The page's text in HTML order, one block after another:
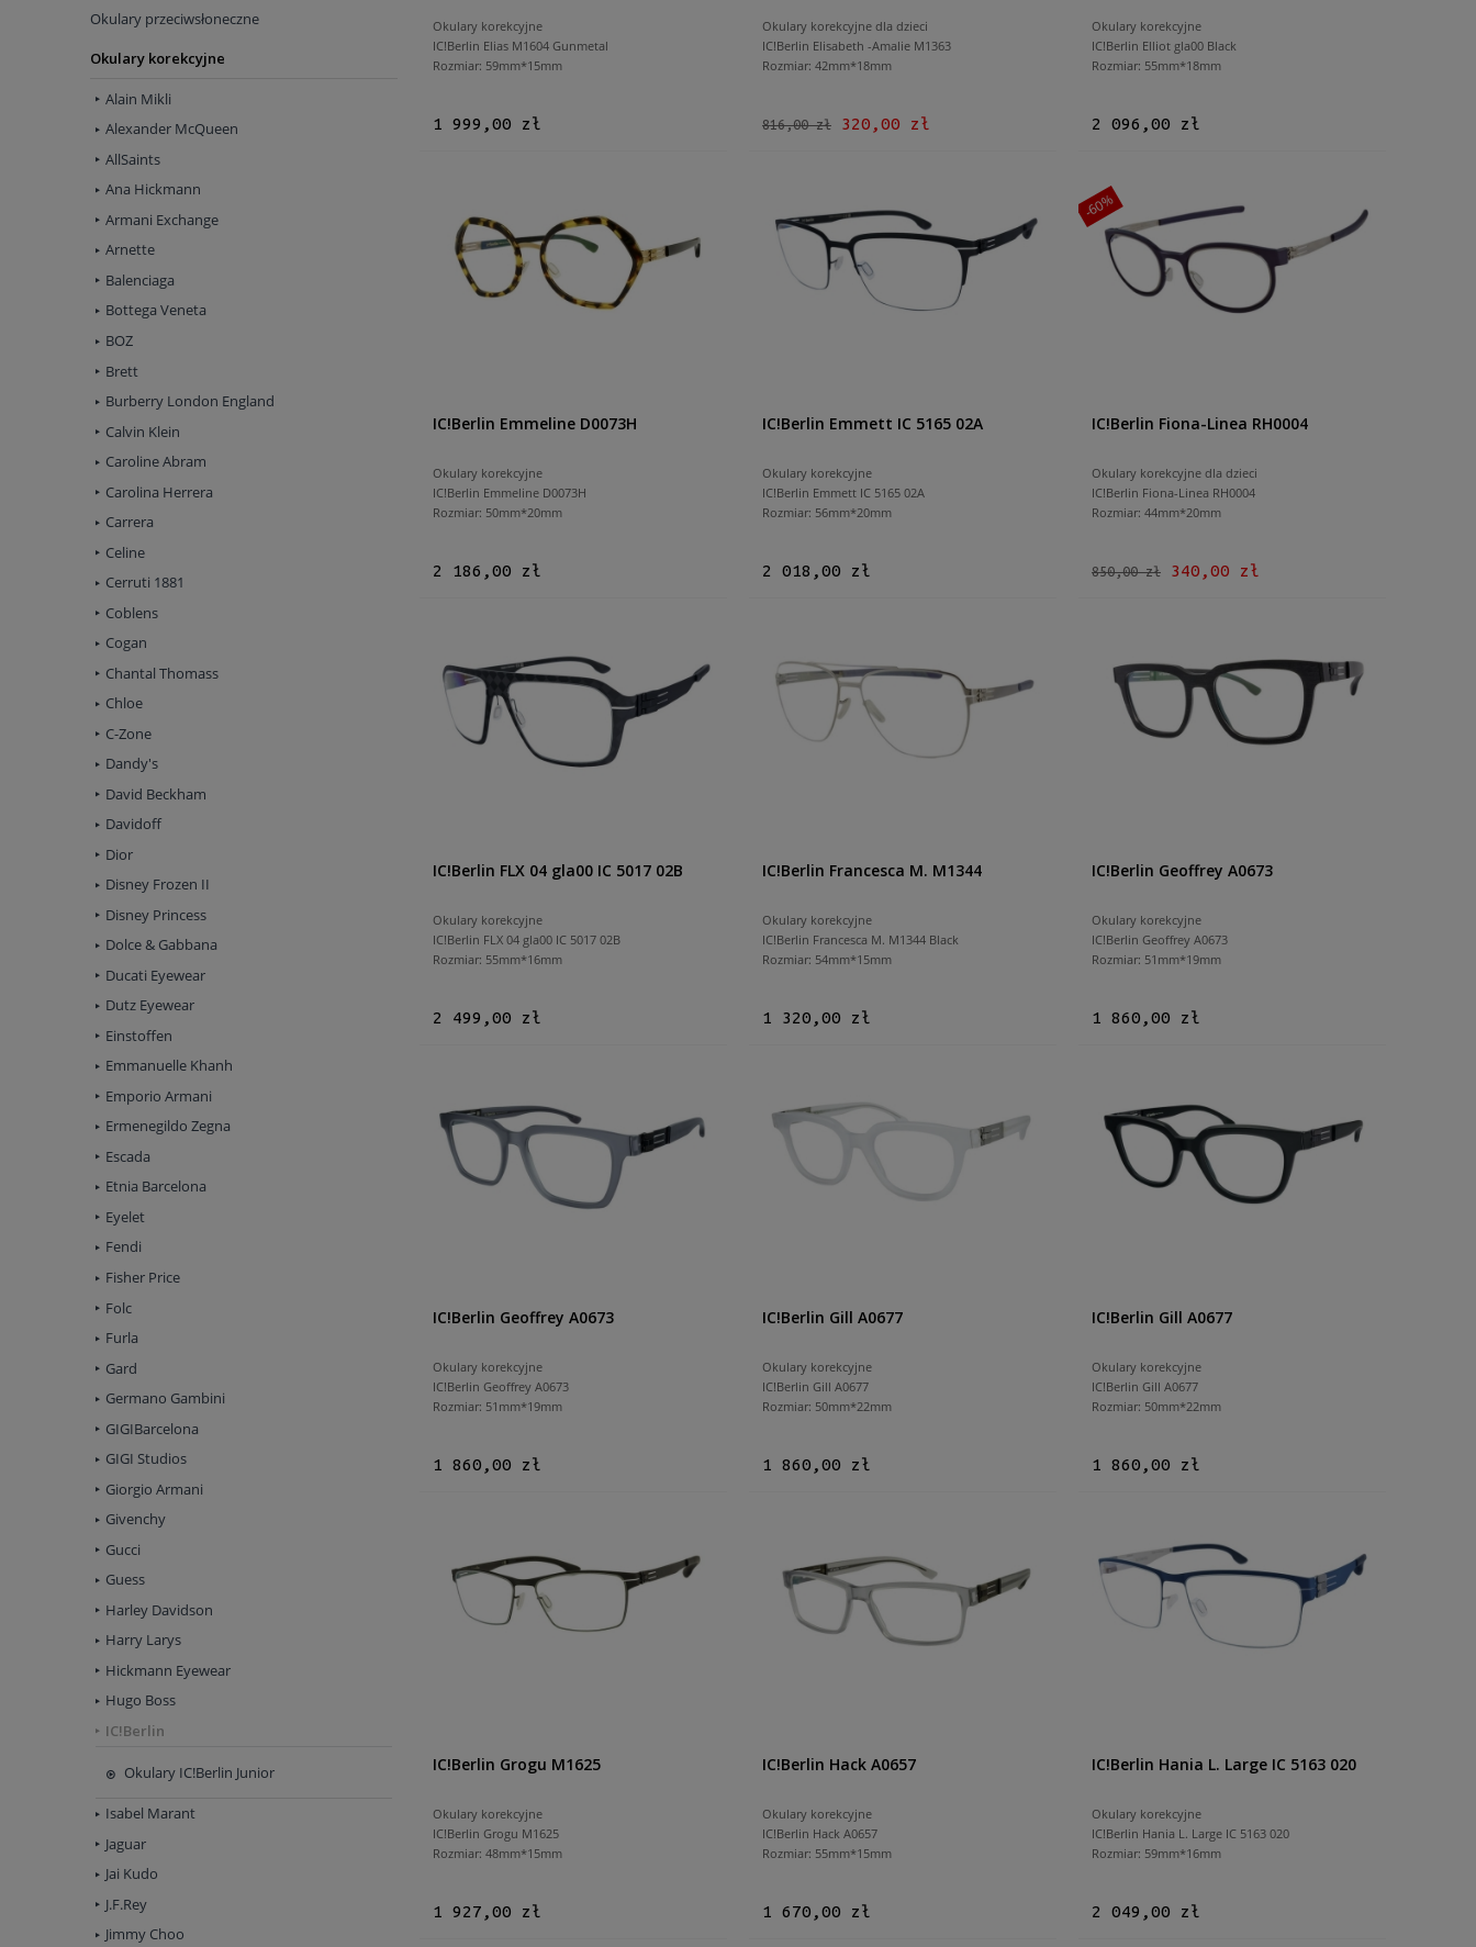
Okulary przeciwsłoneczne
Okulary korekcyjne
Alain Mikli
Alexander McQueen
AllSaints
Ana Hickmann
Armani Exchange
Arnette
Balenciaga
Bottega Veneta
BOZ
Brett
Burberry London England
Calvin Klein
Caroline Abram
Carolina Herrera
Carrera
Celine
Cerruti 1881
Coblens
Cogan
Chantal Thomass
Chloe
C-Zone
Dandy's
David Beckham
Davidoff
Dior
Disney Frozen II
Disney Princess
Dolce & Gabbana
Ducati Eyewear
Dutz Eyewear
Einstoffen
Emmanuelle Khanh
Emporio Armani
Ermenegildo Zegna
Escada
Etnia Barcelona
Eyelet
Fendi
Fisher Price
Folc
Furla
Gard
Germano Gambini
GIGIBarcelona
GIGI Studios
Giorgio Armani
Givenchy
Gucci
Guess
Harley Davidson
Harry Larys
Hickmann Eyewear
Hugo Boss
IC!Berlin
Okulary IC!Berlin Junior
Isabel Marant
Jaguar
Jai Kudo
J.F.Rey
Jimmy Choo
Okulary korekcyjne
IC!Berlin Elias M1604 Gunmetal
Rozmiar: 59mm*15mm
1 999,00 zł
Okulary korekcyjne dla dzieci
IC!Berlin Elisabeth -Amalie M1363
Rozmiar: 42mm*18mm
816,00 zł 320,00 zł
Okulary korekcyjne
IC!Berlin Elliot gla00 Black
Rozmiar: 55mm*18mm
2 096,00 zł
IC!Berlin Emmeline D0073H
Okulary korekcyjne
IC!Berlin Emmeline D0073H
Rozmiar: 50mm*20mm
2 186,00 zł
IC!Berlin Emmett IC 5165 02A
Okulary korekcyjne
IC!Berlin Emmett IC 5165 02A
Rozmiar: 56mm*20mm
2 018,00 zł
IC!Berlin Fiona-Linea RH0004
Okulary korekcyjne dla dzieci
IC!Berlin Fiona-Linea RH0004
Rozmiar: 44mm*20mm
850,00 zł 340,00 zł
-60%
IC!Berlin FLX 04 gla00 IC 5017 02B
Okulary korekcyjne
IC!Berlin FLX 04 gla00 IC 5017 02B
Rozmiar: 55mm*16mm
2 499,00 zł
IC!Berlin Francesca M. M1344
Okulary korekcyjne
IC!Berlin Francesca M. M1344 Black
Rozmiar: 54mm*15mm
1 320,00 zł
IC!Berlin Geoffrey A0673
Okulary korekcyjne
IC!Berlin Geoffrey A0673
Rozmiar: 51mm*19mm
1 860,00 zł
IC!Berlin Geoffrey A0673
Okulary korekcyjne
IC!Berlin Geoffrey A0673
Rozmiar: 51mm*19mm
1 860,00 zł
IC!Berlin Gill A0677
Okulary korekcyjne
IC!Berlin Gill A0677
Rozmiar: 50mm*22mm
1 860,00 zł
IC!Berlin Gill A0677
Okulary korekcyjne
IC!Berlin Gill A0677
Rozmiar: 50mm*22mm
1 860,00 zł
IC!Berlin Grogu M1625
Okulary korekcyjne
IC!Berlin Grogu M1625
Rozmiar: 48mm*15mm
1 927,00 zł
IC!Berlin Hack A0657
Okulary korekcyjne
IC!Berlin Hack A0657
Rozmiar: 55mm*15mm
1 670,00 zł
IC!Berlin Hania L. Large IC 5163 020
Okulary korekcyjne
IC!Berlin Hania L. Large IC 5163 020
Rozmiar: 59mm*16mm
2 049,00 zł